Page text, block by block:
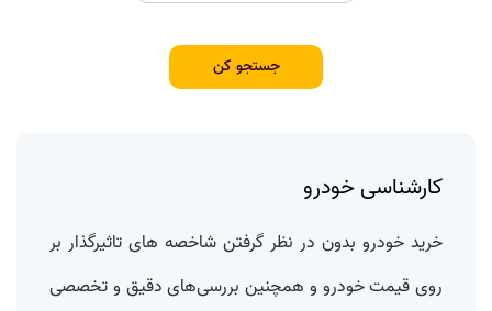
جستجو کن
کارشناسی خودرو
خرید خودرو بدون در نظر گرفتن شاخصه های تاثیرگذار بر
روی قیمت خودرو و همچنین بررسی‌های دقیق و تخصصی